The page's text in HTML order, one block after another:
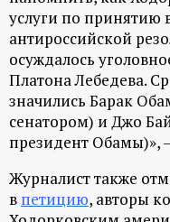
услуги по принятию
антироссийской
осуждалось
Платона Лебедева.
значились Барак
сенатором) и Джо
президент Обамы)»,
Журналист также
в петицию, авторы